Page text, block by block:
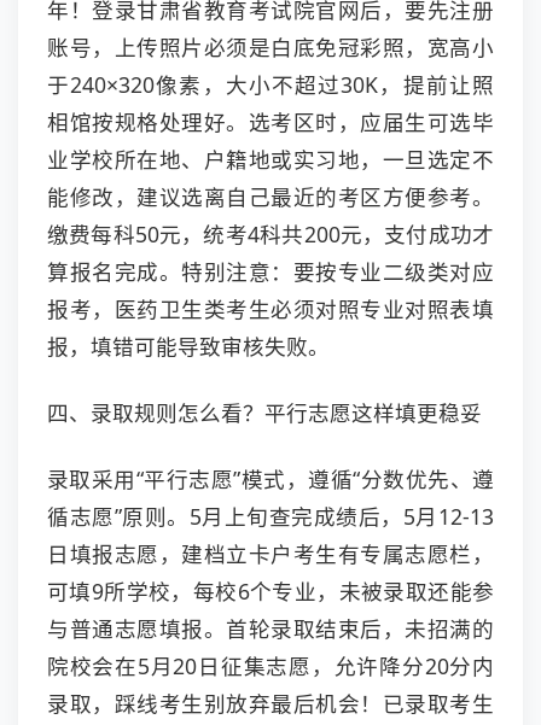
年！登录甘肃省教育考试院官网后，要先注册
账号，上传照片必须是白底免冠彩照，宽高小
于240×320像素，大小不超过30K，提前让照
相馆按规格处理好。选考区时，应届生可选毕
业学校所在地、户籍地或实习地，一旦选定不
能修改，建议选离自己最近的考区方便参考。
缴费每科50元，统考4科共200元，支付成功才
算报名完成。特别注意：要按专业二级类对应
报考，医药卫生类考生必须对照专业对照表填
报，填错可能导致审核失败。
四、录取规则怎么看？平行志愿这样填更稳妥
录取采用“平行志愿”模式，遵循“分数优先、遵
循志愿”原则。5月上旬查完成绩后，5月12-13
日填报志愿，建档立卡户考生有专属志愿栏，
可填9所学校，每校6个专业，未被录取还能参
与普通志愿填报。首轮录取结束后，未招满的
院校会在5月20日征集志愿，允许降分20分内
录取，踩线考生别放弃最后机会！已录取考生